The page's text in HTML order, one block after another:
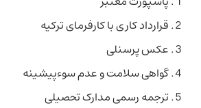
قرارداد کاری با کارفرمای ترکیه
عکس پرسنلی
گواهی سلامت و عدم سوءپیشینه
ترجمه رسمی مدارک تحصیلی